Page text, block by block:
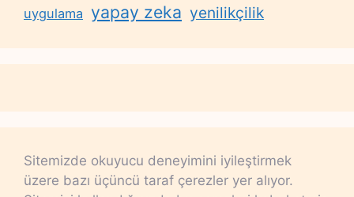
uygulama yapay zeka yenilikçilik
Sitemizde okuyucu deneyimini iyileştirmek
üzere bazı üçüncü taraf çerezler yer alıyor.